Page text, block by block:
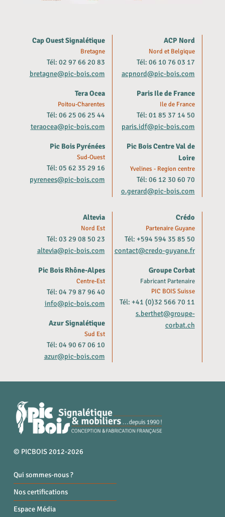
Cap Ouest Signalétique
Bretagne
Tél: 02 97 66 20 83
bretagne@pic-bois.com
Tera Ocea
Poitou-Charentes
Tél: 06 25 06 25 44
teraocea@pic-bois.com
Pic Bois Pyrénées
Sud-Ouest
Tél: 05 62 35 29 16
pyrenees@pic-bois.com
ACP Nord
Nord et Belgique
Tél: 06 10 76 03 17
acpnord@pic-bois.com
Paris Ile de France
Ile de France
Tél: 01 85 37 14 50
paris.idf@pic-bois.com
Pic Bois Centre Val de
Loire
Yvelines - Region centre
Tél: 06 12 30 60 70
o.gerard@pic-bois.com
Altevia
Nord Est
Tél: 03 29 08 50 23
altevia@pic-bois.com
Pic Bois Rhône-Alpes
Centre-Est
Tél: 04 79 87 96 40
info@pic-bois.com
Azur Signalétique
Sud Est
Tél: 04 90 67 06 10
azur@pic-bois.com
Crédo
Partenaire Guyane
Tél: +594 594 35 85 50
contact@credo-guyane.fr
Groupe Corbat
Fabricant Partenaire
PIC BOIS Suisse
Tél: +41 (0)32 566 70 11
s.berthet@groupe-
corbat.ch
© PICBOIS 2012-2026
Qui sommes-nous ?
Nos certifications
Espace Média